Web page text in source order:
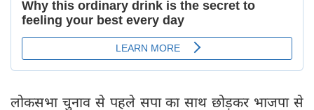
लोकसभा चुनाव से पहले सपा का साथ छोड़कर भाजपा से